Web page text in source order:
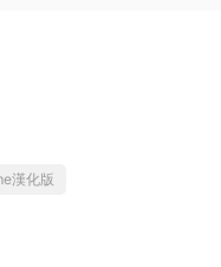
漢化版